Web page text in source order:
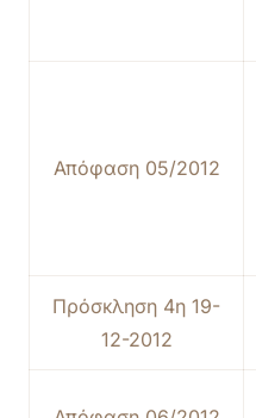
Απόφαση 05/2012
Πρόσκληση 4η 19-
12-2012